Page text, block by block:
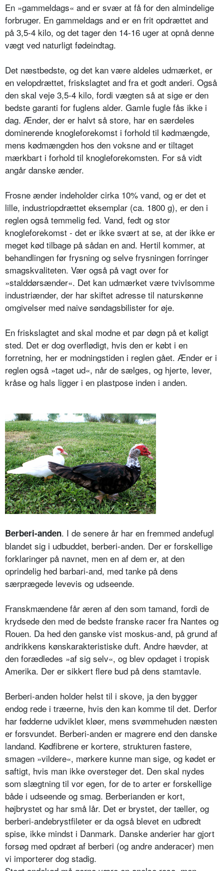
En »gammeldags« and er svær at få for den almindelige
forbruger. En gammeldags and er en frit opdrættet and
på 3,5-4 kilo, og det tager den 14-16 uger at opnå denne
vægt ved naturligt fødeindtag.
Det næstbedste, og det kan være aldeles udmærket, er
en velopdrættet, friskslagtet and fra et godt anderi. Også
den skal veje 3,5-4 kilo, fordi vægten så at sige er den
bedste garanti for fuglens alder. Gamle fugle fås ikke i
dag. Ænder, der er halvt så store, har en særdeles
dominerende knogleforekomst i forhold til kødmængde,
mens kødmængden hos den voksne and er tiltaget
mærkbart i forhold til knogleforekomsten. For så vidt
angår danske ænder.
Frosne ænder indeholder cirka 10% vand, og er det et
lille, industriopdrættet eksemplar (ca. 1800 g), er den i
reglen også temmelig fed. Vand, fedt og stor
knogleforekomst - det er ikke svært at se, at der ikke er
meget kød tilbage på sådan en and. Hertil kommer, at
behandlingen før frysning og selve frysningen forringer
smagskvaliteten. Vær også på vagt over for
»stalddørsænder«. Det kan udmærket være tvivlsomme
industriænder, der har skiftet adresse til naturskønne
omgivelser med naive søndagsbilister for øje.
En friskslagtet and skal modne et par døgn på et køligt
sted. Det er dog overflødigt, hvis den er købt i en
forretning, her er modningstiden i reglen gået. Ænder er i
reglen også »taget ud«, når de sæl­ges, og hjerte, lever,
kråse og hals ligger i en plastpose inden i anden.
Berberi-anden. I de senere år har en fremmed andefugl
blandet sig i udbuddet, berberi-anden. Der er forskellige
forklaringer på navnet, men en af dem er, at den
oprindelig hed barbari-and, med tanke på dens
særprægede levevis og udseende.
Franskmændene får æren af den som tamand, fordi de
krydsede den med de bedste franske racer fra Nantes og
Rouen. Da hed den ganske vist moskus-and, på grund af
andrikkens kønskarakteristiske duft. Andre hævder, at
den forædledes »af sig selv«, og blev opdaget i tropisk
Amerika. Der er sikkert flere bud på dens stamtavle.
Berberi-anden holder helst til i skove, ja den bygger
endog rede i træerne, hvis den kan komme til det. Derfor
har fødderne udviklet kløer, mens svømmehuden næsten
er forsvundet. Berberi-anden er magrere end den danske
landand. Kødfibrene er kortere, strukturen fastere,
smagen »vildere«, mørkere kunne man sige, og kødet er
saftigt, hvis man ikke oversteger det. Den skal nydes
som slægtning til vor egen, for de to arter er forskellige
både i udseende og smag. Berberianden er kort,
højbrystet og har små lår. Det er brystet, der tæller, og
berberi-andebrystfileter er da også blevet en udbredt
spise, ikke mindst i Danmark. Danske anderier har gjort
forsøg med opdræt af berberi (og andre anderacer) men
vi importerer dog stadig.